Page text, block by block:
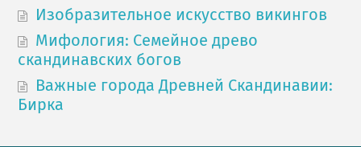
Изобразительное искусство викингов
Мифология: Семейное древо
скандинавских богов
Важные города Древней Скандинавии:
Бирка